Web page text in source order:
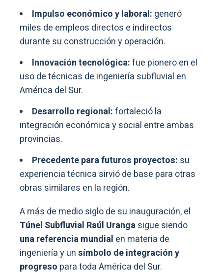
Impulso económico y laboral: generó
miles de empleos directos e indirectos
durante su construcción y operación.
Innovación tecnológica:fue pionero en el
uso de técnicas de ingeniería subfluvial en
América del Sur.
Desarrollo regional:fortaleció la
integración económica y social entre ambas
provincias.
Precedente para futuros proyectos: su
experiencia técnica sirvió de base para otras
obras similares en la región.
A más de medio siglo de su inauguración, el
Túnel Subfluvial Raúl Urangasigue siendo
una referencia mundial en materia de
ingeniería y unsímbolo de integración y
progreso para toda América del Sur.